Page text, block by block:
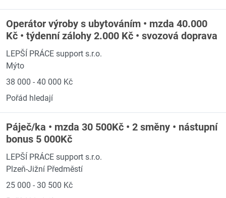
Operátor výroby s ubytováním • mzda 40.000
Kč • týdenní zálohy 2.000 Kč • svozová doprava
LEPŠÍ PRÁCE support s.r.o.
Mýto
38 000 - 40 000 Kč
Pořád hledají
Páječ/ka • mzda 30 500Kč • 2 směny • nástupní
bonus 5 000Kč
LEPŠÍ PRÁCE support s.r.o.
Plzeň-Jižní Předměstí
25 000 - 30 500 Kč